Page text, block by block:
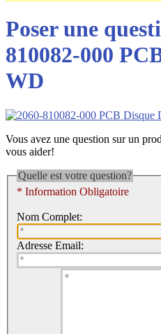
Poser une
810082-000
WD
Vous avez une question sur un
vous aider!
Quelle est votre question?
* Information Obligatoire
Nom Complet:
Adresse Email: